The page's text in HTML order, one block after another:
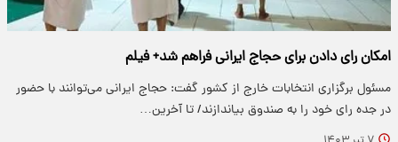
امکان رای دادن برای حجاج ایرانی فراهم شد+ فیلم
مسئول برگزاری انتخابات خارج از کشور گفت: حجاج ایرانی می‌توانند با حضور
در جده رای خود را به صندوق بیاندازند/ تا آخرین…